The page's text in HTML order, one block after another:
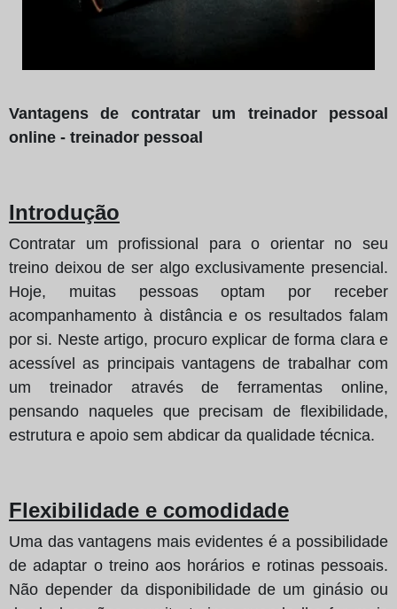
Vantagens de contratar um treinador pessoal
online - treinador pessoal
Introdução
Contratar um profissional para o orientar no seu
treino deixou de ser algo exclusivamente presencial.
Hoje, muitas pessoas optam por receber
acompanhamento à distância e os resultados falam
por si. Neste artigo, procuro explicar de forma clara e
acessível as principais vantagens de trabalhar com
um treinador através de ferramentas online,
pensando naqueles que precisam de flexibilidade,
estrutura e apoio sem abdicar da qualidade técnica.
Flexibilidade e comodidade
Uma das vantagens mais evidentes é a possibilidade
de adaptar o treino aos horários e rotinas pessoais.
Não depender da disponibilidade de um ginásio ou